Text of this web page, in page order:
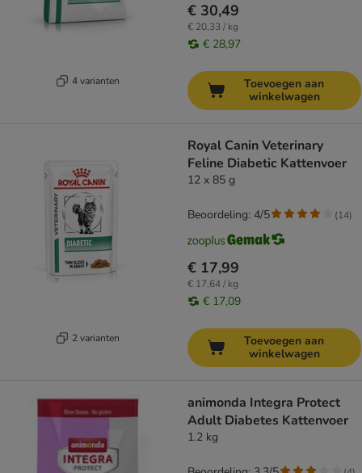
4 varianten
€ 30,49
€ 20,33 / kg
€ 28,97
Toevoegen aan
winkelwagen
2 varianten
Royal Canin Veterinary
Feline Diabetic Kattenvoer
12 x 85 g
€ 17,99
€ 17,64 / kg
€ 17,09
Beoordeling: 4/5 (14)
Toevoegen aan
winkelwagen
animonda Integra Protect
Adult Diabetes Kattenvoer
1.2 kg